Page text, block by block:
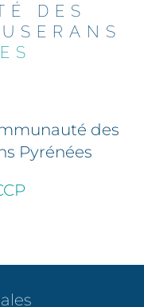
DES
des
Pyrénées